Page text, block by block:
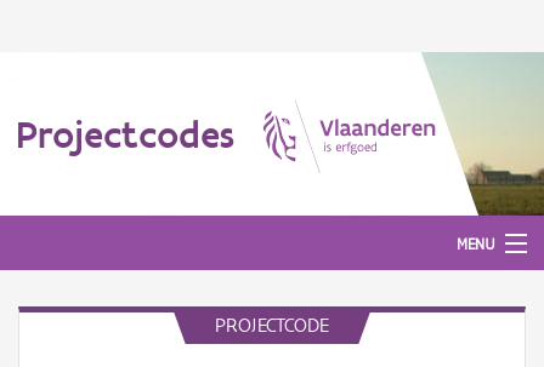
Projectcodes
MENU
PROJECTCODE